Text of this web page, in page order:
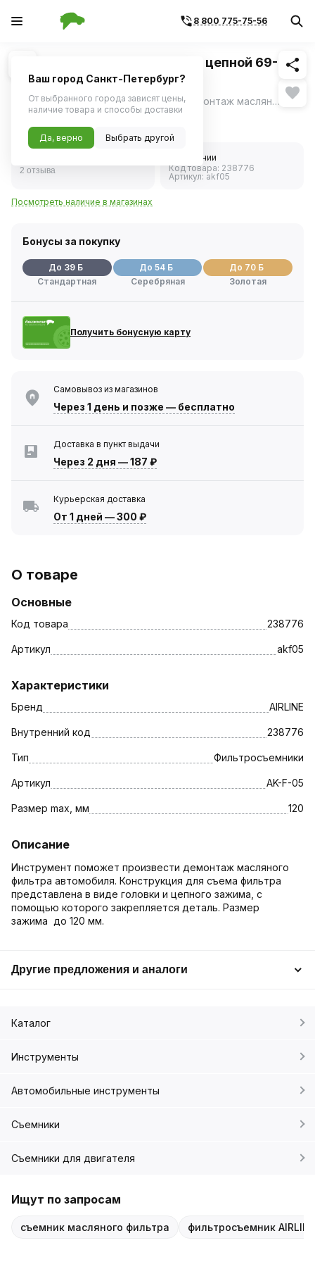
8 800 775-75-56
1/2 Похожие
Съемник масляного фильтра цепной 69-120
мм (AIRLINE)
Инструмент поможет произвести демонтаж масляного фильтра автомобиля. ещё
2 отзыва
В наличии
Код товара: 238776
Артикул: akf05
Посмотреть наличие в магазинах
Бонусы за покупку
До 39 Б
Стандартная
До 54 Б
Серебряная
До 70 Б
Золотая
Получить бонусную карту
Самовывоз из магазинов
Через 1 день и позже — бесплатно
Доставка в пункт выдачи
Через 2 дня —187 ₽
Курьерская доставка
От 1 дней —300 ₽
О товаре
Основные
Код товара 238776
Артикул akf05
Характеристики
Бренд AIRLINE
Внутренний код 238776
Тип Фильтросъемники
Артикул AK-F-05
Размер max, мм 120
Описание
Инструмент поможет произвести демонтаж масляного
фильтра автомобиля. Конструкция для съема фильтра
представлена в виде головки и цепного зажима, с
помощью которого закрепляется деталь. Размер
зажима до 120 мм.
Другие предложения и аналоги
Каталог
Инструменты
Автомобильные инструменты
Съемники
Съемники для двигателя
Ищут по запросам
съемник масляного фильтра фильтросъемник AIRLINE
Ваш город Санкт-Петербург?
От выбранного города зависят цены,
наличие товара и способы доставки
Да, верно Выбрать другой